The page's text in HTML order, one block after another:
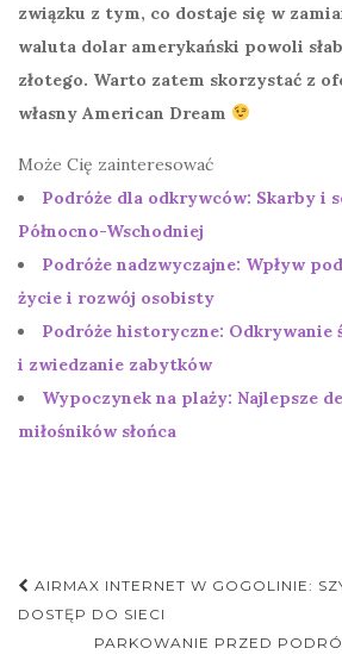
związku z tym, co dostaje się w
waluta dolar amerykański powoli
złotego. Warto zatem skorzystać z
własny American Dream
Może Cię zainteresować
Podróże dla odkrywców: Skarby i
Północno-Wschodniej
Podróże nadzwyczajne: Wpływ
życie i rozwój osobisty
Podróże historyczne: Odkrywanie
i zwiedzanie zabytków
Wypoczynek na plaży: Najlepsze
miłośników słońca
Nawigacja
postu
AIRMAX INTERNET W GOGOLINIE:
DOSTĘP DO SIECI
PARKOWANIE PRZED